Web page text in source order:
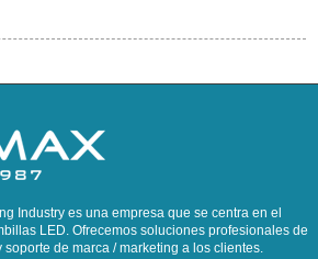
Industry es una empresa que se centra en el
LED. Ofrecemos soluciones profesionales de
soporte de marca / marketing a los clientes.